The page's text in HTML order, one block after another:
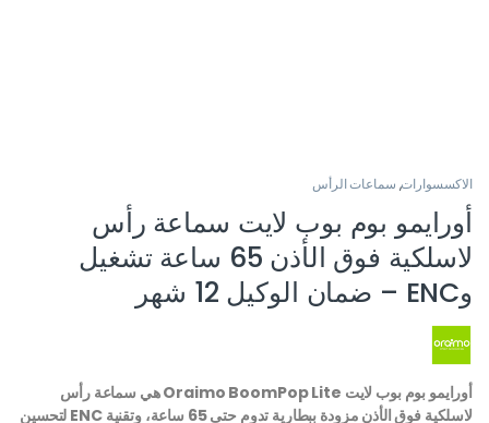
الاكسسوارات, سماعات الرأس
أورايمو بوم بوب لايت سماعة رأس
لاسلكية فوق الأذن 65 ساعة تشغيل
وENC – ضمان الوكيل 12 شهر
أورايمو بوم بوب لايت Oraimo BoomPop Lite هي سماعة رأس
لاسلكية فوق الأذن مزودة ببطارية تدوم حتى 65 ساعة، وتقنية ENC لتحسين